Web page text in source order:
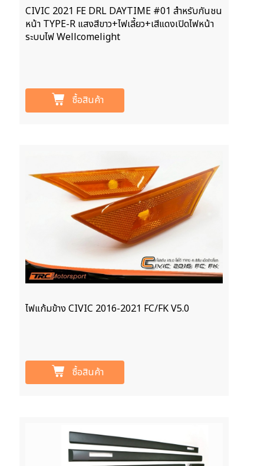
CIVIC 2021 FE DRL DAYTIME #01 สำหรับกันชน
หน้า TYPE-R แสงสีขาว+ไฟเลี้ยว+เสีแดงเปิดไฟหน้า
ระบบไฟ Wellcomelight
ซื้อสินค้า
ไฟแก้มข้าง CIVIC 2016-2021 FC/FK V5.0
ซื้อสินค้า